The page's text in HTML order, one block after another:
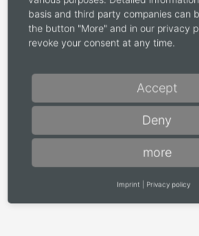
Ik weet, dat mijn gegevens worden
akkoord met de verwerking van de
gegevens in het kader van de
basis and third party companies can
the button "More" and in our privacy
revoke your consent at any time.
Accept
Deny
more
Imprint Privacy policy